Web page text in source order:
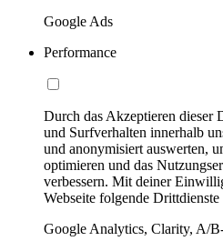
Google Ads
Performance
Durch das Akzeptieren dieser
und Surfverhalten innerhalb
und anonymisiert auswerten,
optimieren und das
verbessern. Mit deiner
Webseite folgende Drittdienste
Google Analytics, Clarity, A/